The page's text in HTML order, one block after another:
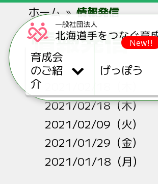
育成会
のご紹
介
New!!
げっぽう
ホーム 情報発信
情報発信
2021/02/18（木）
2021/02/09（火）
2021/01/29（金）
2021/01/18（月）